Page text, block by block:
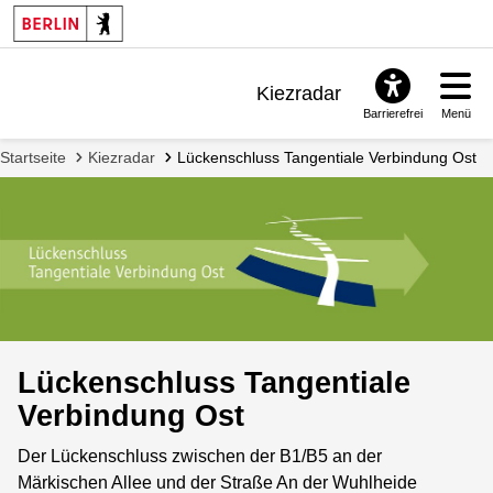
Kiezradar
FAQ & Support
Barrierefrei Menü
Startseite Kiezradar Lückenschluss Tangentiale Verbindung Ost
Lückenschluss Tangentiale
Verbindung Ost
Der Lückenschluss zwischen der B1/B5 an der
Märkischen Allee und der Straße An der Wuhlheide